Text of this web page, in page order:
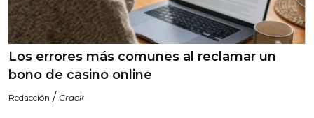
Los errores más comunes al reclamar un
bono de casino online
Redacción / Crack